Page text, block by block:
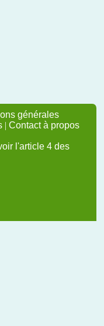
générales
| Contact à propos
l'article 4 des